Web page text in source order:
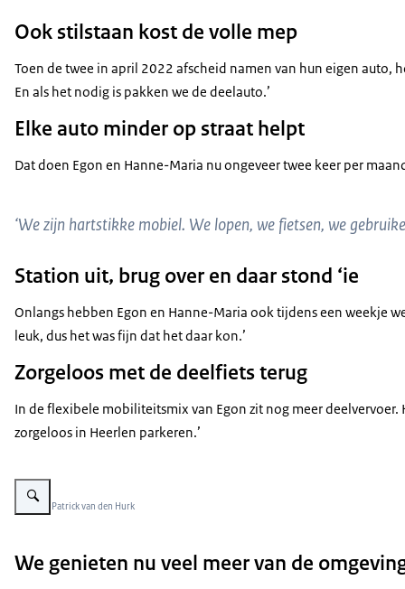
Audiobeschrijving
2,9 MB
Download
Ook stilstaan kost de volle mep
Toen de twee in april 2022 afscheid namen van hun eigen auto,
En als het nodig is pakken we de deelauto.’
Elke auto minder op straat helpt
Dat doen Egon en Hanne-Maria nu ongeveer twee keer per
‘We zijn hartstikke mobiel. We lopen, we fietsen, we
Station uit, brug over en daar stond ‘ie
Onlangs hebben Egon en Hanne-Maria ook tijdens een weekje
leuk, dus het was fijn dat het daar kon.’
Zorgeloos met de deelfiets terug
In de flexibele mobiliteitsmix van Egon zit nog meer
zorgeloos in Heerlen parkeren.’
Vergroot afbeelding Hanne-Maria en Egon voor een deelauto
Beeld: © Patrick van den Hurk
We genieten nu veel meer van de